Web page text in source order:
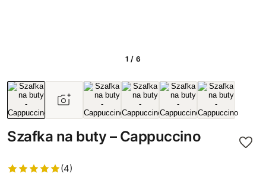
1 / 6
Szafka na buty – Cappuccino
(4)